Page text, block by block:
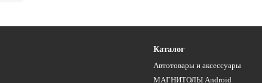
Каталог
Автотовары и аксессуары
МАГНИТОЛЫ Android